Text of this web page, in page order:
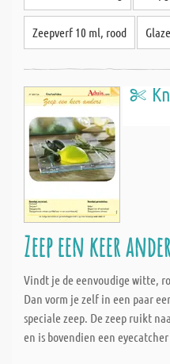
Zeepverf 10 ml, rood
Zeep een keer
Vindt je de eenvoudige witte,
Dan vorm je zelf in een paar
speciale zeep. De zeep ruikt
en is bovendien een